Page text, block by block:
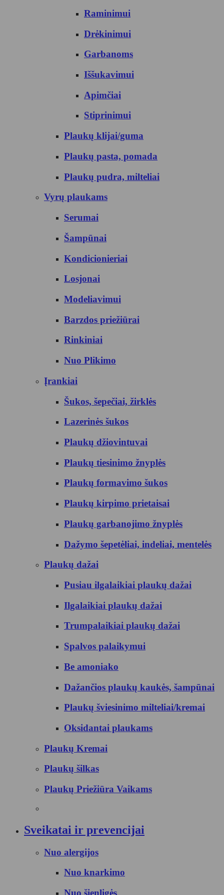
Raminimui
Drėkinimui
Garbanoms
Iššukavimui
Apimčiai
Stiprinimui
Plaukų klijai/guma
Plaukų pasta, pomada
Plaukų pudra, milteliai
Vyrų plaukams
Serumai
Šampūnai
Kondicionieriai
Losjonai
Modeliavimui
Barzdos priežiūrai
Rinkiniai
Nuo Plikimo
Įrankiai
Šukos, šepečiai, žirklės
Lazerinės šukos
Plaukų džiovintuvai
Plaukų tiesinimo žnyplės
Plaukų formavimo šukos
Plaukų kirpimo prietaisai
Plaukų garbanojimo žnyplės
Dažymo šepetėliai, indeliai, mentelės
Plaukų dažai
Pusiau ilgalaikiai plaukų dažai
Ilgalaikiai plaukų dažai
Trumpalaikiai plaukų dažai
Spalvos palaikymui
Be amoniako
Dažančios plaukų kaukės, šampūnai
Plaukų šviesinimo milteliai/kremai
Oksidantai plaukams
Plaukų Kremai
Plaukų šilkas
Plaukų Priežiūra Vaikams
Sveikatai ir prevencijai
Nuo alergijos
Nuo knarkimo
Nuo šienligės